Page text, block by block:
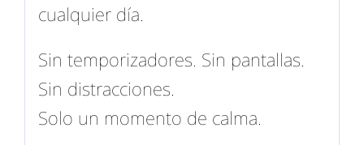
cualquier día.
Sin temporizadores. Sin pantallas.
Sin distracciones.
Solo un momento de calma.